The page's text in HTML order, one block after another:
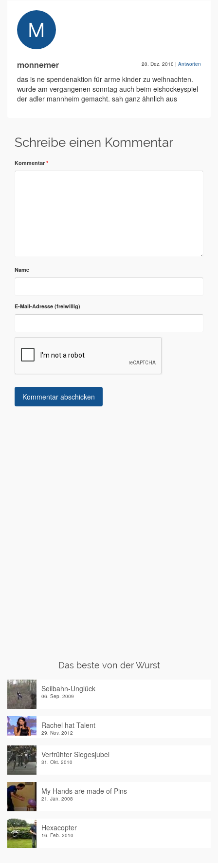
monnemer 20. Dez. 2010 | Antworten
das is ne spendenaktion für arme kinder zu weihnachten.
wurde am vergangenen sonntag auch beim eishockeyspiel
der adler mannheim gemacht. sah ganz ähnlich aus
Schreibe einen Kommentar
Kommentar *
Name
E-Mail-Adresse
Das beste von der Wurst
Seilbahn-Unglück
06. Sep. 2009
Rachel hat Talent
29. Nov. 2012
Verfrühter Siegesjubel
31. Okt. 2010
My Hands are made of Pins
21. Jan. 2008
Hexacopter
16. Feb. 2010